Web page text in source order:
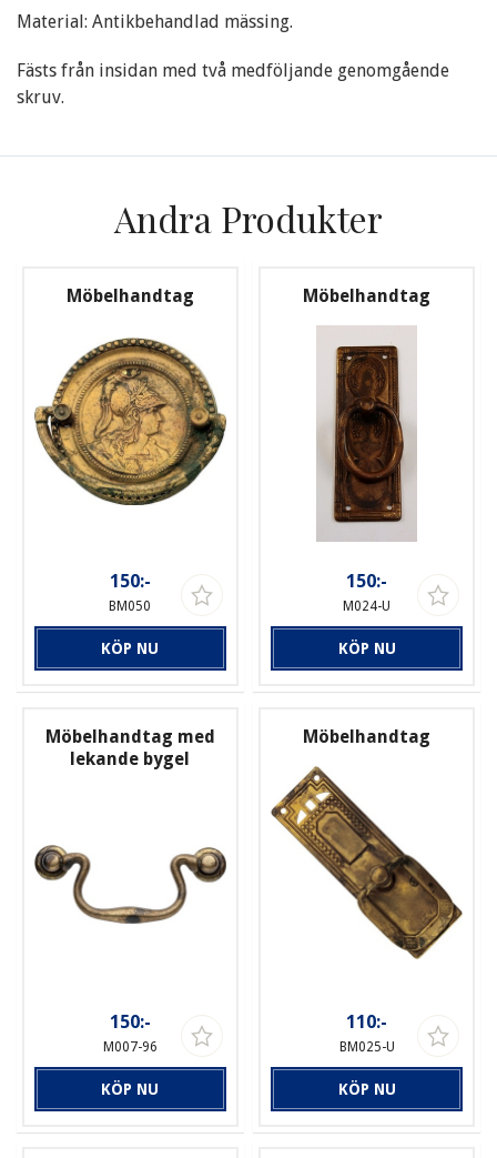
Material: Antikbehandlad mässing.
Fästs från insidan med två medföljande genomgående
skruv.
Andra Produkter
Möbelhandtag
150:-
BM050
KÖP NU
Möbelhandtag
150:-
M024-U
KÖP NU
Möbelhandtag med
lekande bygel
150:-
M007-96
KÖP NU
Möbelhandtag
110:-
BM025-U
KÖP NU